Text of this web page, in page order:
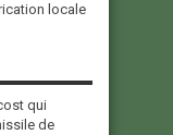
locale
qui
de